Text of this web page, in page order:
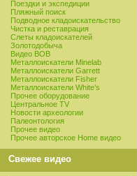
Поездки и экспедиции
Пляжный поиск
Подводное кладоискательство
Чистка и реставрация
Слеты кладоискателей
Золотодобыча
Видео ВОВ
Металлоискатели Minelab
Металлоискатели Garrett
Металлоискатели Fisher
Металлоискатели White’s
Прочее оборудование
Центральное TV
Новости археологии
Палеонтология
Прочее видео
Прочее авторское Home видео
Свежее видео